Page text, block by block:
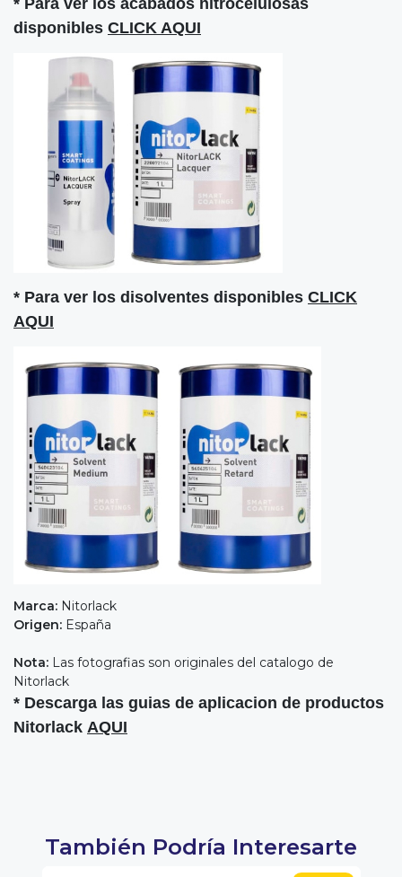
* Para ver los acabados nitrocelulosas
disponibles CLICK AQUI
* Para ver los disolventes disponibles CLICK
AQUI
Marca: Nitorlack
Origen: España
Nota: Las fotografias son originales del catalogo de
Nitorlack
* Descarga las guias de aplicacion de productos
Nitorlack AQUI
También Podría Interesarte